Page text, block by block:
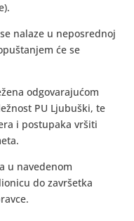
nalaze u neposrednoj
će se
odgovarajućom
PU Ljubuški, te
i postupaka vršiti
u navedenom
do završetka